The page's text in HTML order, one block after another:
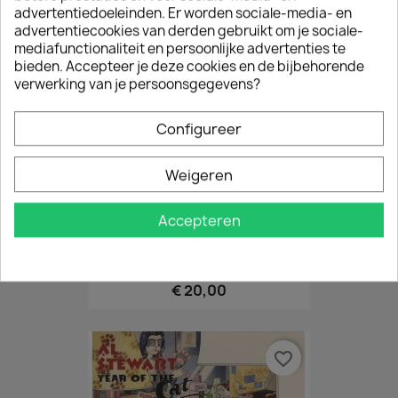
€ 20,00
favorite_border
favorite_border
advertentiedoeleinden. Er worden sociale-media- en
advertentiecookies van derden gebruikt om je sociale-
mediafunctionaliteit en persoonlijke advertenties te
bieden. Accepteer je deze cookies en de bijbehorende
verwerking van je persoonsgegevens?
Configureer
Weigeren
Accepteren